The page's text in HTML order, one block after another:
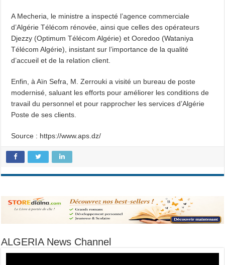
A Mecheria, le ministre a inspecté l’agence commerciale
d’Algérie Télécom rénovée, ainsi que celles des opérateurs
Djezzy (Optimum Télécom Algérie) et Ooredoo (Wataniya
Télécom Algérie), insistant sur l’importance de la qualité
d’accueil et de la relation client.
Enfin, à Aïn Sefra, M. Zerrouki a visité un bureau de poste
modernisé, saluant les efforts pour améliorer les conditions de
travail du personnel et pour rapprocher les services d’Algérie
Poste de ses clients.
Source : https://www.aps.dz/
ALGERIA News Channel